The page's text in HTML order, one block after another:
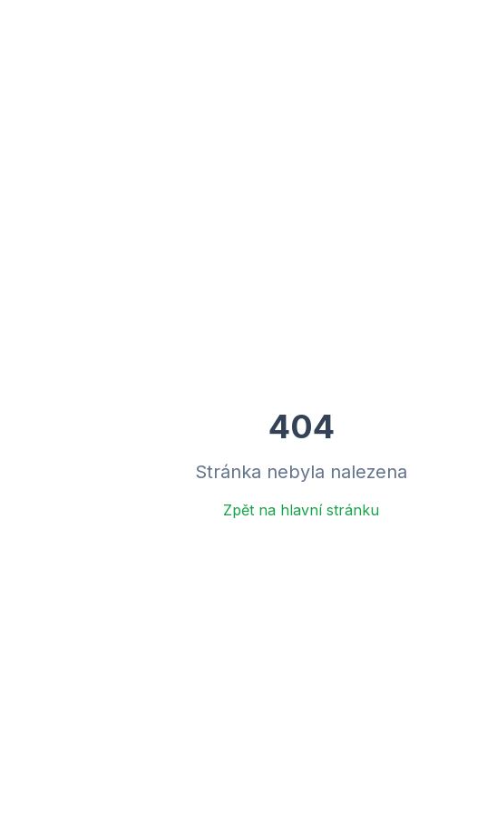
404
Stránka nebyla nalezena
Zpět na hlavní stránku